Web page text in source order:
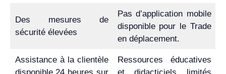
Des mesures de
sécurité élevées
Pas d’application mobile
disponible pour le Trade
en déplacement.
Assistance à la clientèle
Ressources éducatives